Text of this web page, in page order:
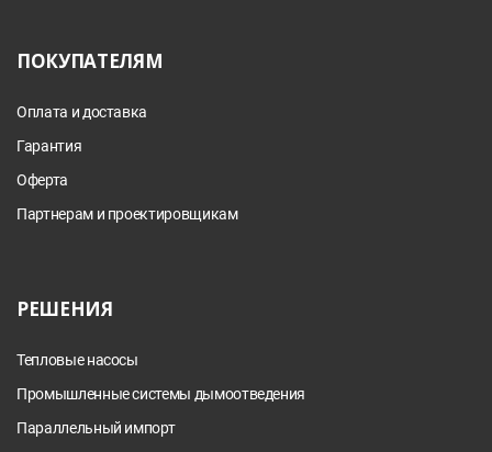
ПОКУПАТЕЛЯМ
Оплата и доставка
Гарантия
Оферта
Партнерам и проектировщикам
РЕШЕНИЯ
Тепловые насосы
Промышленные системы дымоотведения
Параллельный импорт